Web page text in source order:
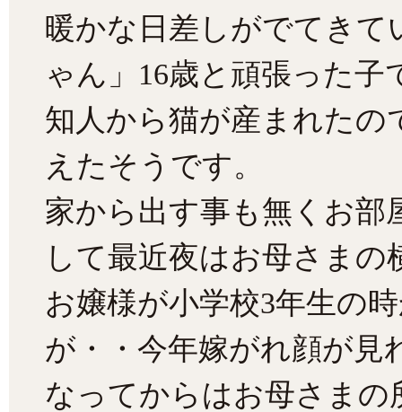
暖かな日差しがでてき
ゃん」16歳と頑張った子
知人から猫が産まれたの
えたそうです。
家から出す事も無くお部
して最近夜はお母さまの
お嬢様が小学校3年生の
が・・今年嫁がれ顔が見
なってからはお母さま